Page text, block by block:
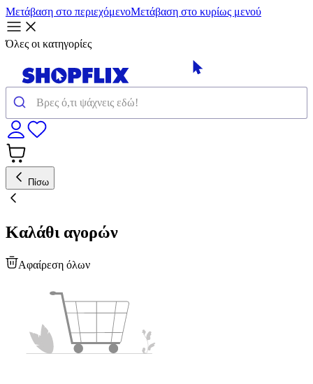
Μετάβαση στο περιεχόμενοΜετάβαση στο κυρίως μενού
Όλες οι κατηγορίες
Πίσω
Καλάθι αγορών
Αφαίρεση όλων